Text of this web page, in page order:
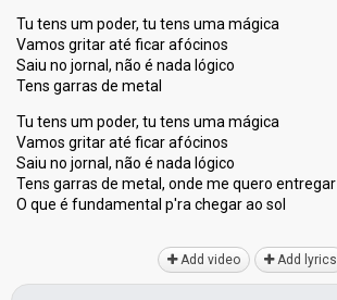
Tu tens um poder, tu tens uma mágica
Vamos gritar até ficar afócinos
Saiu no jornal, não é nada lógico
Tens garras de metal
Tu tens um poder, tu tens uma mágica
Vamos gritar até ficar afócinos
Saiu no jornal, não é nada lógico
Tens garras de metal, onde me quero entregar
O que é fundamental p'ra chegar аo ѕol
Add video Add lyrics